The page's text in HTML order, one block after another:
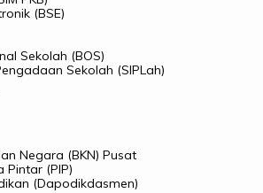
(BSE)
Sekolah (BOS)
Sekolah (SIPLah)
Negara (BKN) Pusat
Pintar (PIP)
(Dapodikdasmen)